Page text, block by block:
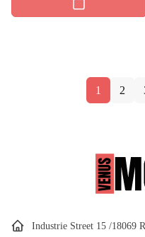
1 2
Industrie Street 15 /18069